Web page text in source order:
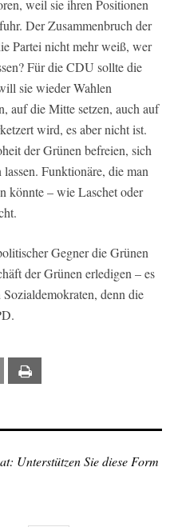
weil sie ihren Positionen
Der Zusammenbruch der
Partei nicht mehr weiß, wer
Für die CDU sollte die
sie wieder Wahlen
auf die Mitte setzen, auch auf
wird, es aber nicht ist.
der Grünen befreien, sich
Funktionäre, die man
könnte – wie Laschet oder
Gegner die Grünen
der Grünen erledigen – es
denn die
Email
Unterstützen Sie diese Form